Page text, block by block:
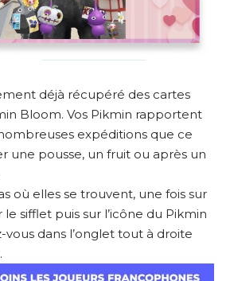
déjà récupéré des cartes
Bloom. Vos Pikmin rapportent
expéditions que ce
une pousse, un fruit ou après un
où elles se trouvent, une fois sur
sifflet puis sur l’icône du Pikmin
dans l’onglet tout à droite